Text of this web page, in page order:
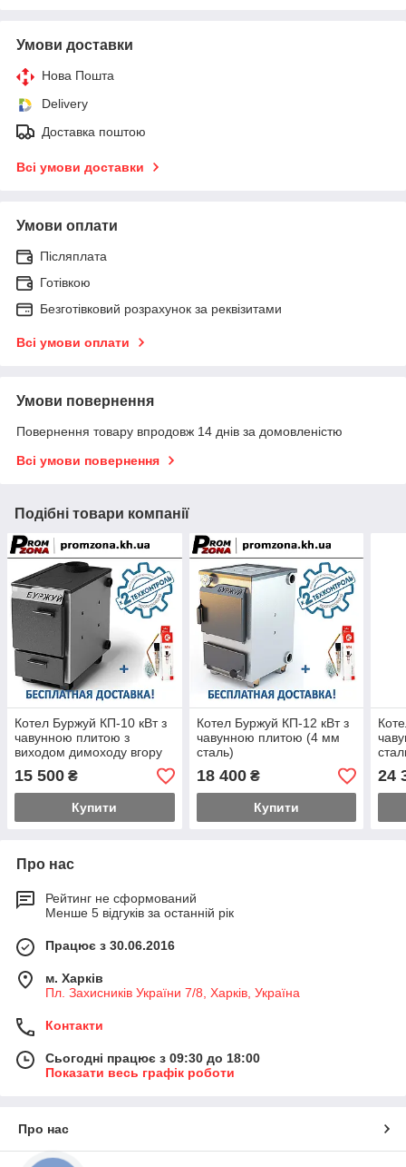
Умови доставки
Нова Пошта
Delivery
Доставка поштою
Всі умови доставки
Умови оплати
Післяплата
Готівкою
Безготівковий розрахунок за реквізитами
Всі умови оплати
Умови повернення
Повернення товару впродовж 14 днів за домовленістю
Всі умови повернення
Подібні товари компанії
Котел Буржуй КП-10 кВт з
чавунною плитою з
виходом димоходу вгору
(4 мм сталь)
15 500 ₴
Купити
Котел Буржуй КП-12 кВт з
чавунною плитою (4 мм
сталь)
18 400₴
Купити
24
Про нас
Рейтинг не сформований
Менше 5 відгуків за останній рік
Працює з 30.06.2016
м. Харків
Пл. Захисників України 7/8, Харків, Україна
Контакти
Сьогодні працює з 09:30 до 18:00
Показати весь графік роботи
Про нас